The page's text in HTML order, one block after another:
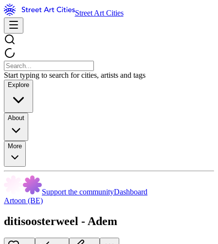
Street Art Cities
Start typing to search for cities, artists and tags
Explore
About
More
Support the communityDashboard
Artoon (BE)
ditisoosterweel - Adem